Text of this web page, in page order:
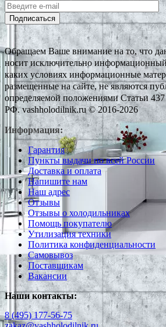
Подписаться
Обращаем Ваше внимание на то, что
носит исключительно
каких условиях информационные
размещенные на сайте, не являются
определяемой положениями Статьи 437
РФ. vashholodilnik.ru © 2016-2026
Информация:
Гарантия
Пункты выдачи по всей России
Доставка и оплата
Напишите нам
Наш адрес
Отзывы
Отзывы о холодильниках
Помощь покупателю
Утилизация техники
Политика конфиденциальности
Самовывоз
Поставщикам
Вакансии
Наши контакты:
8 (495) 177-56-75